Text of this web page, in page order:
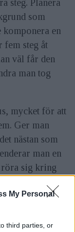
My Personal
third parties, or
steg. Planera
som
komponera en
fem steg åt
väl får den
man tog
mycket för att
Ger man
nästan som
man en
röra sig kring